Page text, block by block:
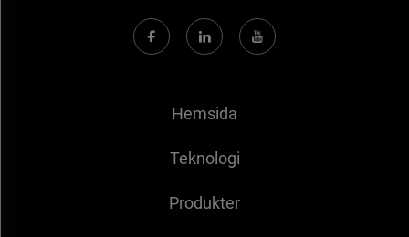
Hemsida
Teknologi
Produkter